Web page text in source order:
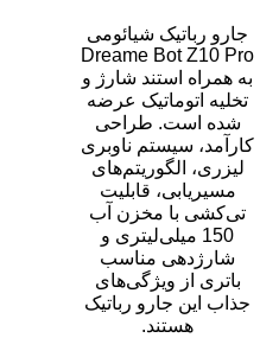
جارو رباتیک شیائومی
Dreame Bot Z10 Pro
به همراه استند شارژ و
تخلیه اتوماتیک عرضه
شده است. طراحی
کارآمد، سیستم ناوبری
لیزری، الگوریتم‌های
مسیریابی، قابلیت
تی‌کشی با مخزن آب
150 میلی‌لیتری و
شارژدهی مناسب
باتری از ویژگی‌های
جذاب این جارو رباتیک
هستند.